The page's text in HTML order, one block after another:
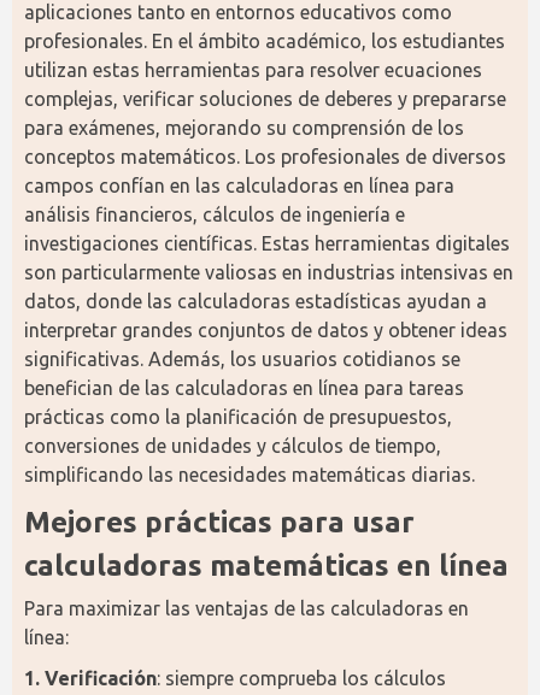
aplicaciones tanto en entornos educativos como
profesionales. En el ámbito académico, los estudiantes
utilizan estas herramientas para resolver ecuaciones
complejas, verificar soluciones de deberes y prepararse
para exámenes, mejorando su comprensión de los
conceptos matemáticos. Los profesionales de diversos
campos confían en las calculadoras en línea para
análisis financieros, cálculos de ingeniería e
investigaciones científicas. Estas herramientas digitales
son particularmente valiosas en industrias intensivas en
datos, donde las calculadoras estadísticas ayudan a
interpretar grandes conjuntos de datos y obtener ideas
significativas. Además, los usuarios cotidianos se
benefician de las calculadoras en línea para tareas
prácticas como la planificación de presupuestos,
conversiones de unidades y cálculos de tiempo,
simplificando las necesidades matemáticas diarias.
Mejores prácticas para usar
calculadoras matemáticas en línea
Para maximizar las ventajas de las calculadoras en
línea:
1. Verificación: siempre comprueba los cálculos